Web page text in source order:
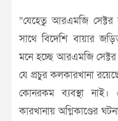
“যেহেতু আরএমজি সেক্টর
সাথে বিদেশি বায়ার
মনে হচ্ছে আরএমজি
যে প্রচুর কলকারখানা
কোনরকম ব্যবস্থা
কারখানায় অগ্নিকাণ্ডের